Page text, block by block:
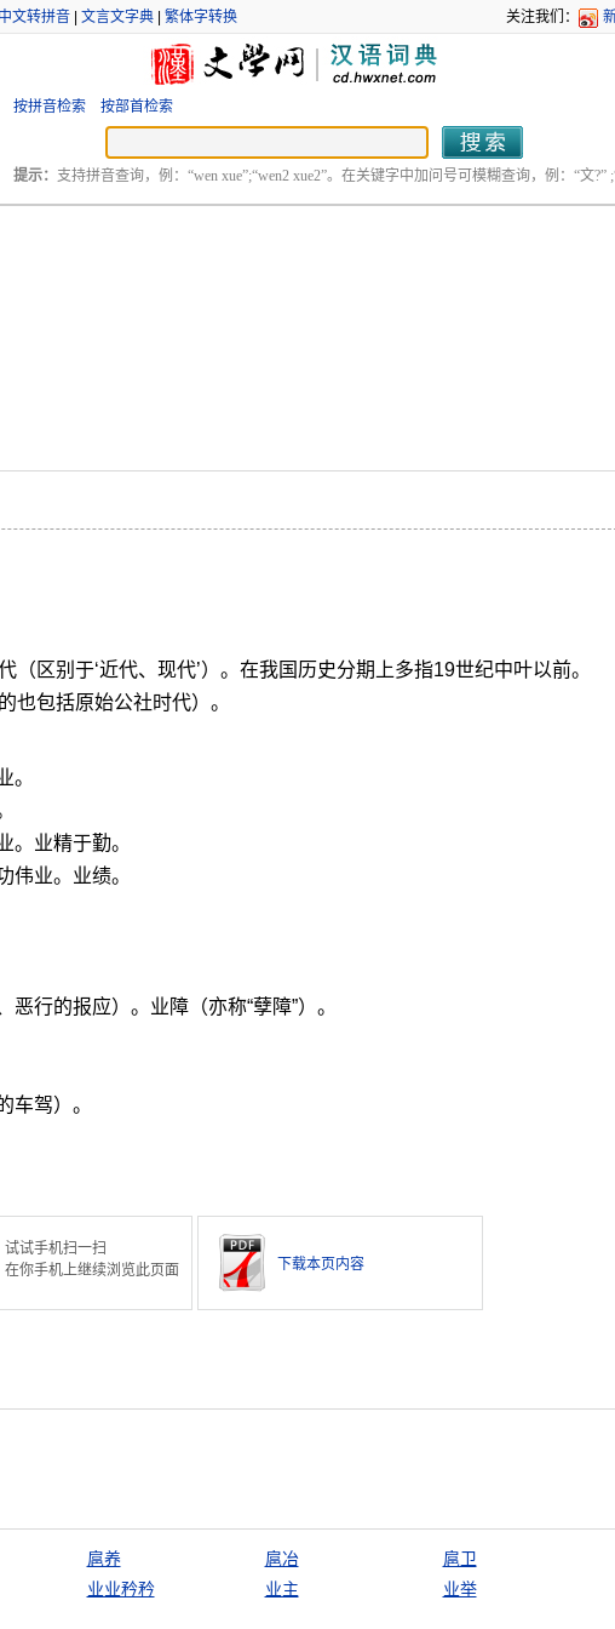
中文转拼音| 文言文字典| 繁体字转换 关注我们：
按拼音检索 按部首检索
提示： 支持拼音查询，例：“wen xue”;“wen2 xue2”。在关键字中加问号可模糊查询，例：“文?” ;“
区别于‘近代、现代’）。在我国历史分期上多指19世纪中叶以前。
包括原始公社时代）。
。
业精于勤。
业。业绩。
行的报应）。业障（亦称“孽障”）。
驾）。
试试手机扫一扫
在你手机上继续浏览此页面
下载本页内容
扈养 扈冶
扈卫
业业矜矜 业主 业举